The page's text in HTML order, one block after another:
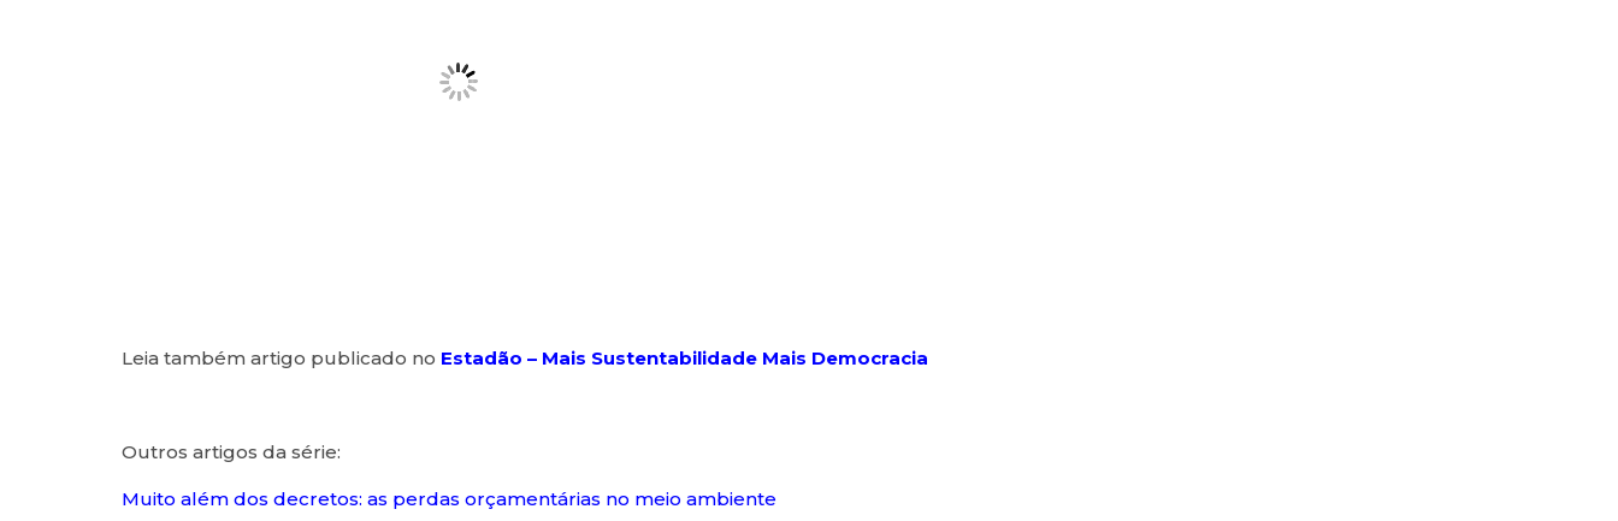
Leia também artigo publicado no Estadão – Mais Sustentabilidade Mais Democracia
Outros artigos da série:
Muito além dos decretos: as perdas orçamentárias no meio ambiente